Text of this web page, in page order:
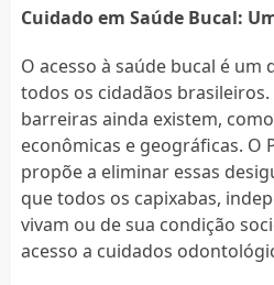
Cuidado em Saúde Bucal:
O acesso à saúde bucal é
todos os cidadãos
barreiras ainda existem,
econômicas e geográficas. O
propõe a eliminar essas
que todos os capixabas,
vivam ou de sua condição
acesso a cuidados